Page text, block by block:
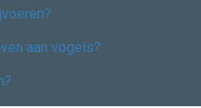
aan vogels?